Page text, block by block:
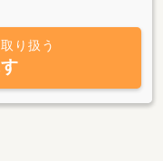
！賃貸物件のみなら
当社は賃貸物件の仲介
費用を抑えて入居でき
来店お待ちしておりま
り扱う